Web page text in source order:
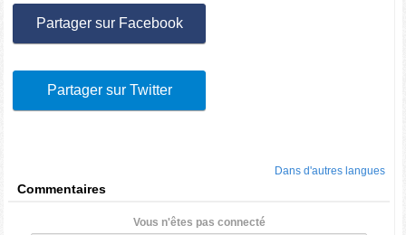
Partager sur Facebook
Partager sur Twitter
Dans d'autres langues
Commentaires
Vous n'êtes pas connecté